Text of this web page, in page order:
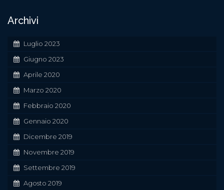
Archivi
Luglio 2023
Giugno 2023
Aprile 2020
Marzo 2020
Febbraio 2020
Gennaio 2020
Dicembre 2019
Novembre 2019
Settembre 2019
Agosto 2019